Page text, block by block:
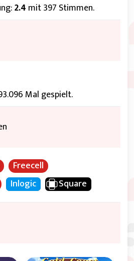
2.4 mit 397 Stimmen.
Mal gespielt.
Freecell
Inlogic Square